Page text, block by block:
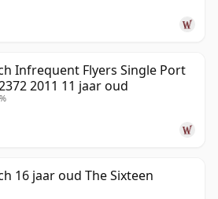
Infrequent Flyers Single Port
2011 11 jaar oud
16 jaar oud The Sixteen